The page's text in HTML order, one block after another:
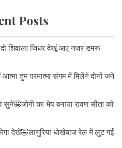
Posts
शिवाला जिधर देखूं आए नजर डमरू
तुम परमात्मा संगम में मिलेंगे दोनों जने
का भेष बनाया रावण सीता को
देखें🤣लांगुरिया धोखेबाज रेल में लुट गई